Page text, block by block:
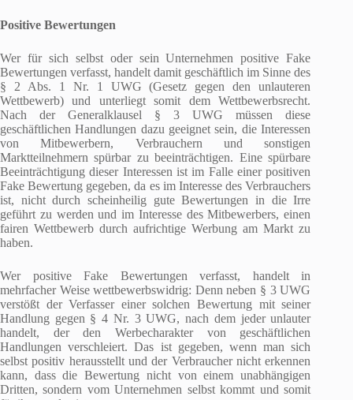
Positive Bewertungen
Wer für sich selbst oder sein Unternehmen positive Fake
Bewertungen verfasst, handelt damit geschäftlich im Sinne des
§ 2 Abs. 1 Nr. 1 UWG (Gesetz gegen den unlauteren
Wettbewerb) und unterliegt somit dem Wettbewerbsrecht.
Nach der Generalklausel § 3 UWG müssen diese
geschäftlichen Handlungen dazu geeignet sein, die Interessen
von Mitbewerbern, Verbrauchern und sonstigen
Marktteilnehmern spürbar zu beeinträchtigen. Eine spürbare
Beeinträchtigung dieser Interessen ist im Falle einer positiven
Fake Bewertung gegeben, da es im Interesse des Verbrauchers
ist, nicht durch scheinheilig gute Bewertungen in die Irre
geführt zu werden und im Interesse des Mitbewerbers, einen
fairen Wettbewerb durch aufrichtige Werbung am Markt zu
haben.
Wer positive Fake Bewertungen verfasst, handelt in
mehrfacher Weise wettbewerbswidrig: Denn neben § 3 UWG
verstößt der Verfasser einer solchen Bewertung mit seiner
Handlung gegen § 4 Nr. 3 UWG, nach dem jeder unlauter
handelt, der den Werbecharakter von geschäftlichen
Handlungen verschleiert. Das ist gegeben, wenn man sich
selbst positiv herausstellt und der Verbraucher nicht erkennen
kann, dass die Bewertung nicht von einem unabhängigen
Dritten, sondern vom Unternehmen selbst kommt und somit